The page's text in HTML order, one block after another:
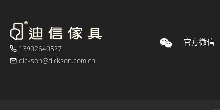
13902640527
dickson@dickson.com.cn
官方微信